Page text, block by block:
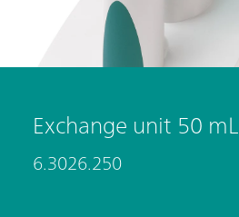
Exchange unit 50 mL
6.3026.250